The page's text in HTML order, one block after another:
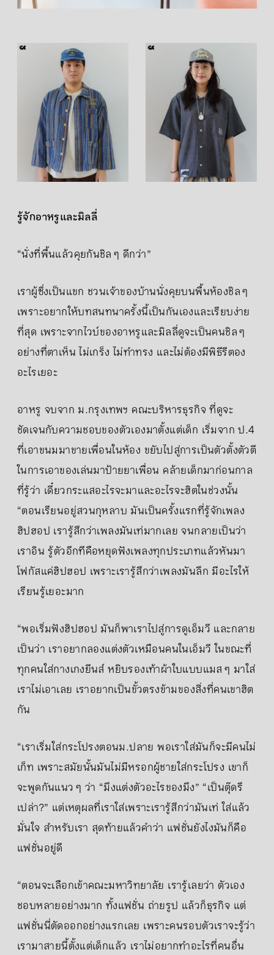
รู้จักอาหรูและมิลลี่
“นั่งที่พื้นแล้วคุยกันชิล ๆ ดีกว่า”
เราผู้ซึ่งเป็นแขก ชวนเจ้าของบ้านนั่งคุยบนพื้นห้องชิล ๆ
เพราะอยากให้บทสนทนาครั้งนี้เป็นกันเองและเรียบง่าย
ที่สุด เพราะจากไวบ์ของอาหรูและมิลลี่ดูจะเป็นคนชิล ๆ
อย่างที่ตาเห็น ไม่เกร็ง ไม่ทำทรง และไม่ต้องมีพิธีรีตอง
อะไรเยอะ
อาหรู จบจาก ม.กรุงเทพฯ คณะบริหารธุรกิจ ที่ดูจะ
ชัดเจนกับความชอบของตัวเองมาตั้งแต่เด็ก เริ่มจาก ป.4
ที่เอาขนมมาขายเพื่อนในห้อง ขยับไปสู่การเป็นตัวตั้งตัวตี
ในการเอาของเล่นมาป้ายยาเพื่อน คล้ายเด็กมาก่อนกาล
ที่รู้ว่า เดี๋ยวกระแสอะไรจะมาและอะไรจะฮิตในช่วงนั้น
“ตอนเรียนอยู่สวนกุหลาบ มันเป็นครั้งแรกที่รู้จักเพลง
ฮิปฮอป เรารู้สึกว่าเพลงมันเท่มากเลย จนกลายเป็นว่า
เราอิน รู้ตัวอีกทีคือหยุดฟังเพลงทุกประเภทแล้วหันมา
โฟกัสแค่ฮิปฮอป เพราะเรารู้สึกว่าเพลงมันลึก มีอะไรให้
เรียนรู้เยอะมาก
“พอเริ่มฟังฮิปฮอป มันก็พาเราไปสู่การดูเอ็มวี และกลาย
เป็นว่า เราอยากลองแต่งตัวเหมือนคนในเอ็มวี ในขณะที่
ทุกคนใส่กางเกงยีนส์ หยิบรองเท้าผ้าใบแบบแมส ๆ มาใส่
เราไม่เอาเลย เราอยากเป็นขั้วตรงข้ามของสิ่งที่คนเขาฮิต
กัน
“เราเริ่มใส่กระโปรงตอนม.ปลาย พอเราใส่มันก็จะมีคนไม่
เก็ท เพราะสมัยนั้นมันไม่มีหรอกผู้ชายใส่กระโปรง เขาก็
จะพูดกันแนว ๆ ว่า “มึงแต่งตัวอะไรของมึง” “เป็นตุ๊ดรึ
เปล่า?” แต่เหตุผลที่เราใส่เพราะเรารู้สึกว่ามันเท่ ใส่แล้ว
มั่นใจ สำหรับเรา สุดท้ายแล้วคำว่า แฟชั่นยังไงมันก็คือ
แฟชั่นอยู่ดี
“ตอนจะเลือกเข้าคณะมหาวิทยาลัย เรารู้เลยว่า ตัวเอง
ชอบหลายอย่างมาก ทั้งแฟชั่น ถ่ายรูป แล้วก็ธุรกิจ แต่
แฟชั่นนี่ตัดออกอย่างแรกเลย เพราะคนรอบตัวเราจะรู้ว่า
เรามาสายนี้ตั้งแต่เด็กแล้ว เราไม่อยากทำอะไรที่คนอื่น